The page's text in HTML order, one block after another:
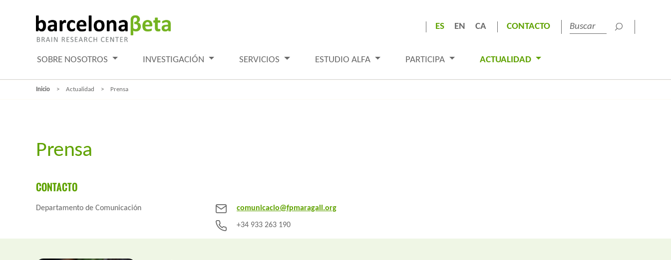
ES EN CA CONTACTO
SOBRE NOSOTROS INVESTIGACIÓN SERVICIOS ESTUDIO ALFA PARTICIPA ACTUALIDAD
Inicio Actualidad Prensa
Prensa
CONTACTO
Departamento de Comunicación comunicacio@fpmaragall.org
+34 933 263 190